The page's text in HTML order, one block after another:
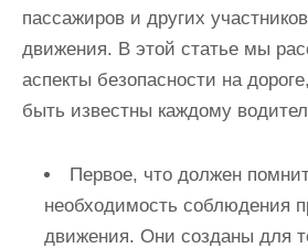
пассажиров и других
движения. В этой статье мы
аспекты безопасности на
быть известны каждому
Первое, что должен
необходимость соблюдения
движения. Они созданы для